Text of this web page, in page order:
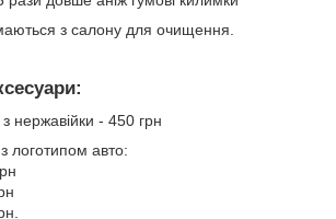
з салону для очищення.
нержавійки - 450 грн
логотипом авто: